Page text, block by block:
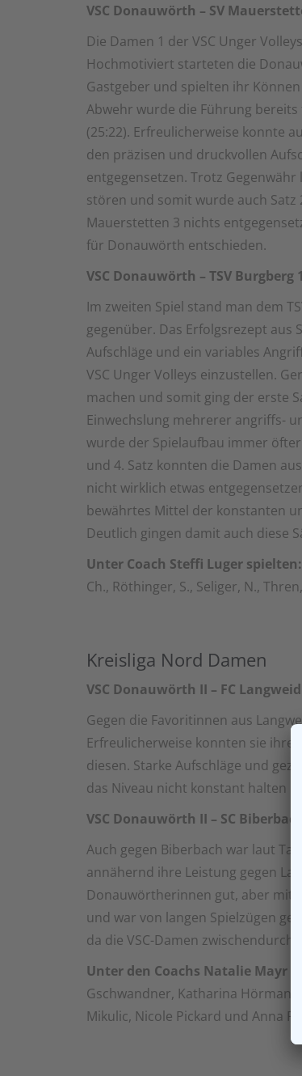
VSC Donauwörth – SV
Die Damen 1 der VSC Unger
Hochmotiviert starteten die
Gastgeber und spielten ihr
Abwehr wurde die Führung
(25:22). Erfreulicherweise konnte
den präzisen und druckvollen
entgegensetzen. Trotz
stören und somit wurde auch Satz
Mauerstetten 3 nichts
für Donauwörth entschieden.
VSC Donauwörth – TSV Burgberg
Im zweiten Spiel stand man dem
gegenüber. Das Erfolgsrezept aus
Aufschläge und ein variables
VSC Unger Volleys einzustellen.
machen und somit ging der erste
Einwechslung mehrerer angriffs-
wurde der Spielaufbau immer
und 4. Satz konnten die Damen
nicht wirklich etwas
bewährtes Mittel der konstanten
Deutlich gingen damit auch diese
Unter Coach Steffi Luger spielten:
Ch., Röthinger, S., Seliger, N.,
Kreisliga Nord Damen
VSC Donauwörth II – FC
Gegen die Favoritinnen aus
Erfreulicherweise konnten sie ihre
diesen. Starke Aufschläge und
das Niveau nicht konstant halten
VSC Donauwörth II – SC
Auch gegen Biberbach war laut
annähernd ihre Leistung gegen
Donauwörtherinnen gut, aber mit
und war von langen Spielzügen
da die VSC-Damen zwischendurch
Unter den Coachs Natalie Mayr
Gschwandner, Katharina
Mikulic, Nicole Pickard und Anna